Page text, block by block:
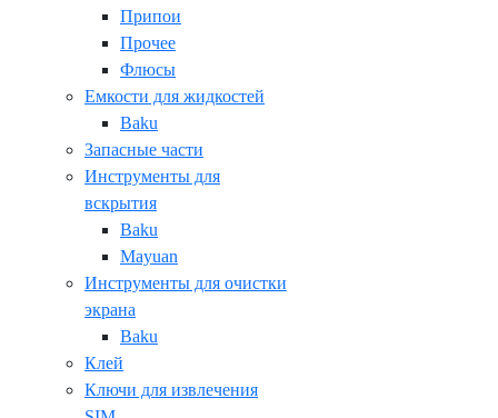
Припои
Прочее
Флюсы
Емкости для жидкостей
Baku
Запасные части
Инструменты для
вскрытия
Baku
Mayuan
Инструменты для очистки
экрана
Baku
Клей
Ключи для извлечения